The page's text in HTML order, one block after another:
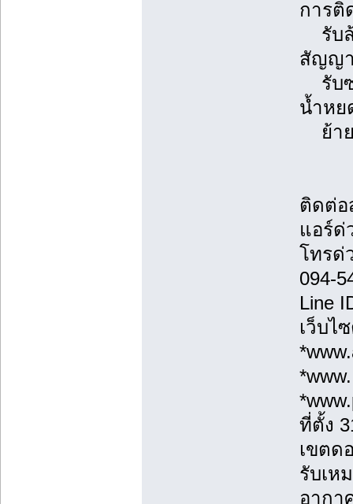
การติ
รับล้
สัญญา
รับซ่
น้ำหย
ย้าย
ติดต่อ
แอร์ด่
โทรด่
094-
Line
เว็บไ
ที่ตั้ง
เขตด
รับเห
อากา